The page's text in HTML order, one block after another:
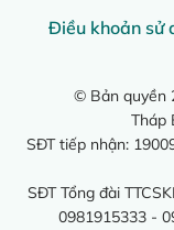
Điều khoản sử
© Bản quyền
Tháp
SĐT tiếp nhận:
SĐT Tổng đài
0981915333 -